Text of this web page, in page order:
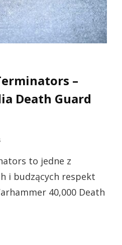
–
Death Guard
to jedne z
i budzących respekt
40,000 Death